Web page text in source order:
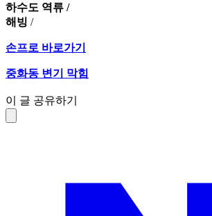
하수도 역류 /
해빙 /
손프로 바로가기
중화동 변기 막힘
이 글 공유하기